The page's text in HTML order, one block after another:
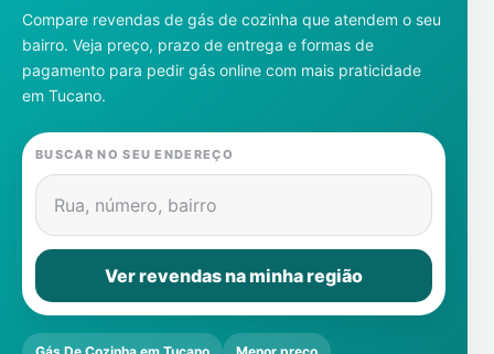
Notícias
Cadastre-se
Gás
Contatos
Compare revendas de gás de cozinha que atendem o seu
bairro. Veja preço, prazo de entrega e formas de
pagamento para pedir gás online com mais praticidade
em Tucano.
BUSCAR NO SEU ENDEREÇO
Rua, número, bairro
Ver revendas na minha região